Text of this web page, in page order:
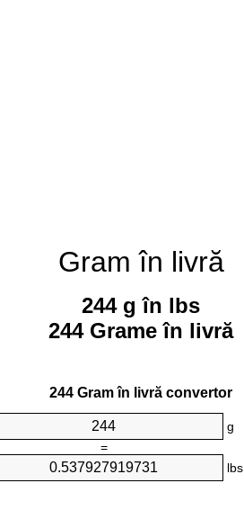
Gram în livră
244 g în lbs
244 Grame în livră
244 Gram în livră convertor
g
=
lbs